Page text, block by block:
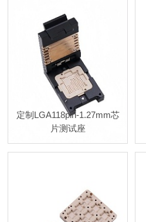
定制LGA118pin-1.27mm芯
片测试座